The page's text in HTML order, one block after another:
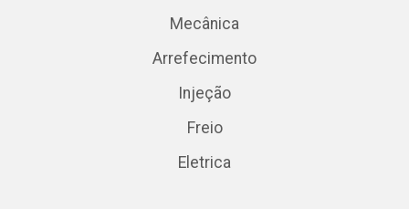
Mecânica
Arrefecimento
Injeção
Freio
Eletrica